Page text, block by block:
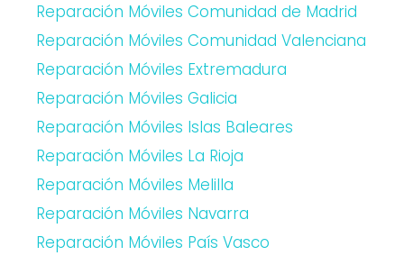
Reparación Móviles Comunidad de Madrid
Reparación Móviles Comunidad Valenciana
Reparación Móviles Extremadura
Reparación Móviles Galicia
Reparación Móviles Islas Baleares
Reparación Móviles La Rioja
Reparación Móviles Melilla
Reparación Móviles Navarra
Reparación Móviles País Vasco